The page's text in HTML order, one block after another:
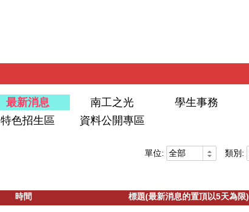
最新消息 南工之光 學生事務
特色招生區
資料公開專區
單位: 類別:
時間 標題(最新消息的置頂以5天為限)